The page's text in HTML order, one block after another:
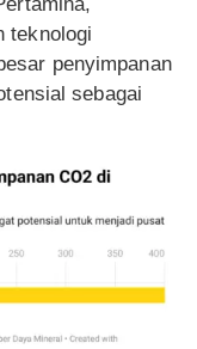
teknologi
penyimpanan
sebagai